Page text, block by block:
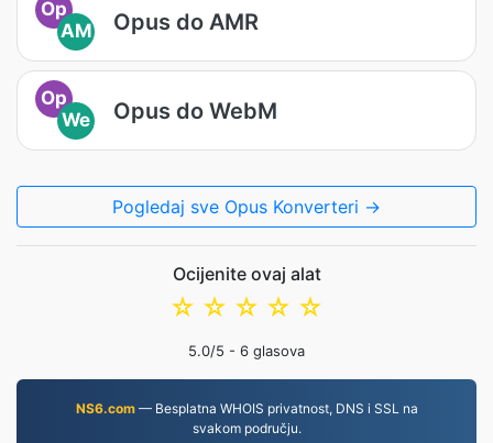
Op
AM
Opus do AMR
Op
We
Opus do WebM
Pogledaj sve Opus Konverteri →
Ocijenite ovaj alat
☆
☆
☆
☆
☆
5.0/5 - 6 glasova
NS6.com— Besplatna WHOIS privatnost, DNS i SSL na
svakom području.